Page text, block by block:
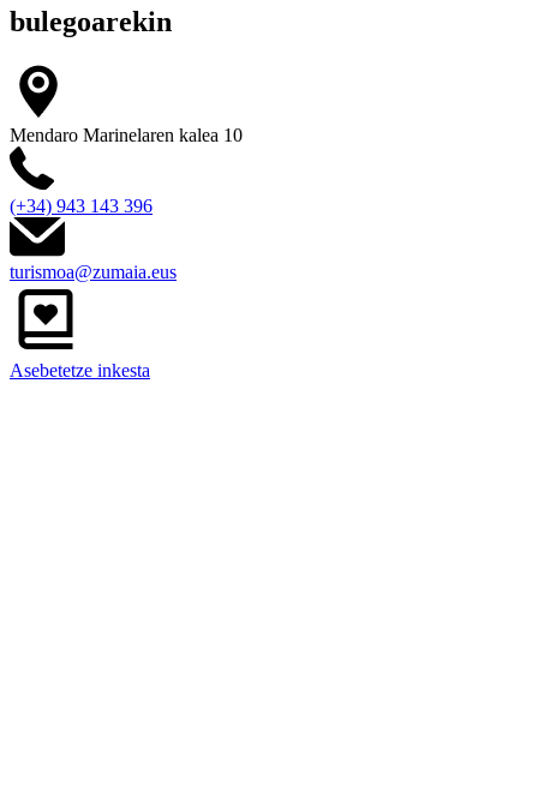
bulegoarekin
Mendaro Marinelaren kalea 10
(+34) 943 143 396
turismoa@zumaia.eus
Asebetetze inkesta